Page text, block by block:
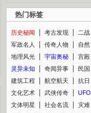
热门标签
历史秘闻 考古发现 二战
军政名人
传奇人物 自然
地理风光
宇宙奥秘 宫殿
灵异未知
奇闻异事 民国
建筑工程
航空航天 抗日
文化艺术
武侠传奇 UFO
文体明星
社会名流 灾难